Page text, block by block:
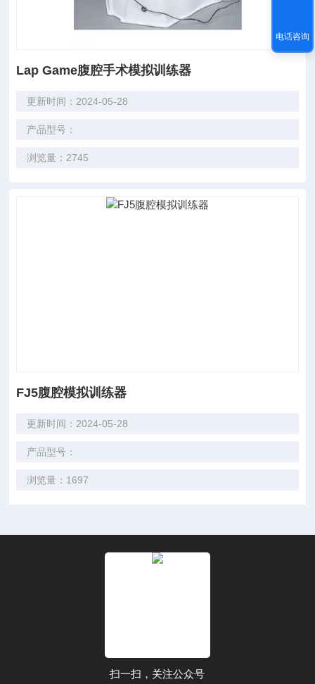
Lap Game腹腔手术模拟训练器
更新时间：2024-05-28
产品型号：
浏览量：2745
FJ5腹腔模拟训练器
更新时间：2024-05-28
产品型号：
浏览量：1697
扫一扫，关注公众号
电话咨询